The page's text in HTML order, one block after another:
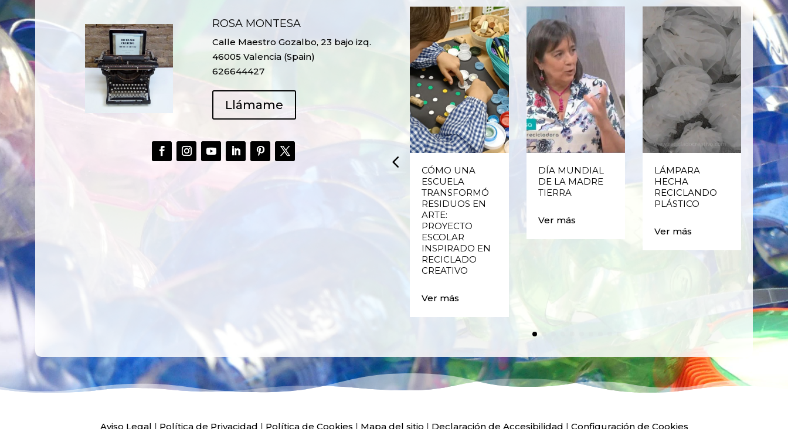
ROSA MONTESA
Calle Maestro Gozalbo, 23 bajo izq.
46005 Valencia (Spain)
626644427
Llámame
RECICLADO EN
CÓMO UNA
ESCUELA
TRANSFORMÓ
RESIDUOS EN
ARTE:
PROYECTO
ESCOLAR
INSPIRADO EN
RECICLADO
CREATIVO
Ver más
DÍA MUNDIAL
DE LA MADRE
TIERRA
Ver más
LÁMPARA
HECHA
RECICLANDO
PLÁSTICO
Ver más
Aviso Legal | Política de Privacidad | Política de Cookies | Mapa del sitio | Declaración de Accesibilidad | Configuración de Cookies